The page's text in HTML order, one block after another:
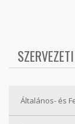
Általános- és